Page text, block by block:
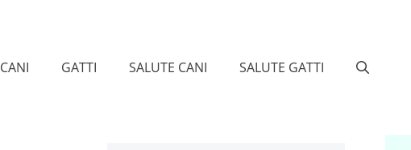
CANI GATTI SALUTE CANI SALUTE GATTI